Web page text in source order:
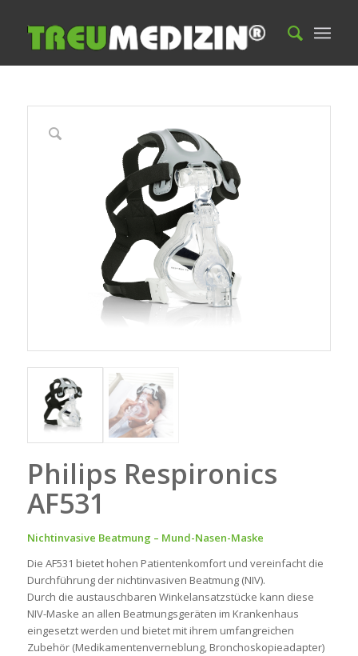
Philips Respironics
AF531
Nichtinvasive Beatmung – Mund-Nasen-Maske
Die AF531 bietet hohen Patientenkomfort und vereinfacht die
Durchführung der nichtinvasiven Beatmung (NIV).
Durch die austauschbaren Winkelansatzstücke kann diese
NIV-Maske an allen Beatmungsgeräten im Krankenhaus
eingesetzt werden und bietet mit ihrem umfangreichen
Zubehör (Medikamentenverneblung, Bronchoskopieadapter)